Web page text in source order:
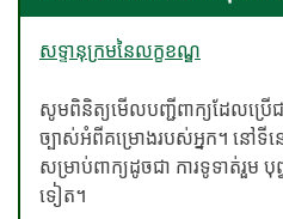
សទ្ទានុក្រមនៃលក្ខខណ្ឌ
សូមពិនិត្យមើលបញ្ជីពាក្យដែលប្រើ
ច្បាស់អំពីគម្រោងរបស់អ្នក។ នៅ
សម្រាប់ពាក្យដូចជា ការទូទាត់រួម បុ
ទៀត។